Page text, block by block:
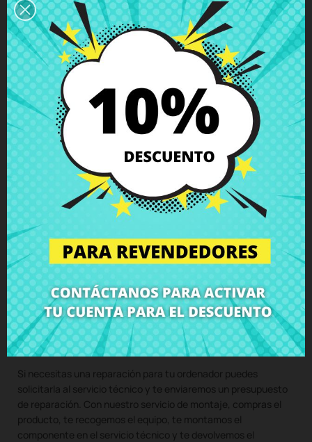
Descripción
Detalles del producto
Grados
Comentarios
Altavoz derecho HP Split X2 13-m103
13-p100
CompraAltavoz derecho HP Split X2 13-m103 13-p100al
mejor precio en CRParts - PRODUCTO USADO ORIGINAL -
disponible también con nuestro servicio de montaje.
Si necesitas una reparación para tu ordenador puedes
solicitarla al servicio técnico y te enviaremos un presupuesto
de reparación. Con nuestro servicio de montaje, compras el
producto, te recogemos el equipo, te montamos el
componente en el servicio técnico y te devolvemos el